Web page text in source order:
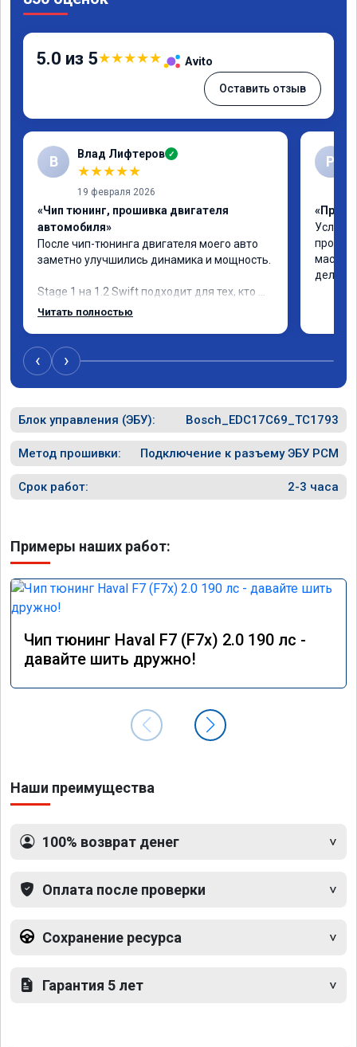
5.0 из 5★★★★★ Avito
Оставить отзыв
В Влад Лифтеров ✓
★★★★★
19 февраля 2026
«Чип тюнинг, прошивка двигателя
автомобиля»
После чип-тюнинга двигателя моего авто
заметно улучшились динамика и мощность.
Stage 1 на 1.2 Swift подходит для тех, кто
хочет улучшить «эластичность» машины в
Машина стала лучше реагировать на
нажатие газа, особенно в диапазоне низких
старте.
Расход топлива немного снизился при
спокойной езде, но при активной — вырас,
так как двигатель лучше «крутится».
от 17.01.26. Огромное спасибо команде за
профессионализм!
Читать полностью
Р
Услуга
‹ ›
Блок управления (ЭБУ): Bosch_EDC17C69_TC1793
Метод прошивки: Подключение к разъему ЭБУ PCM
Срок работ: 2-3 часа
Примеры наших работ:
Чип тюнинг Haval F7 (F7x) 2.0 190 лс -
давайте шить дружно!
Наши преимущества
100% возврат денег
Оплата после проверки
Сохранение ресурса
Гарантия 5 лет